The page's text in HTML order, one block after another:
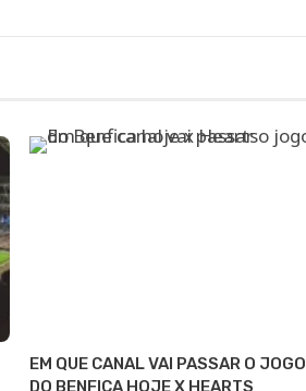
EM QUE CANAL VAI PASSAR O JOGO
DO BENFICA HOJE X HEARTS